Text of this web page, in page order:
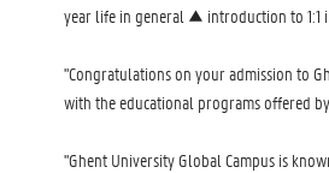
year life in general ▲ introduction to 1:1
"Congratulations on your admission to
with the educational programs offered
"Ghent University Global Campus is